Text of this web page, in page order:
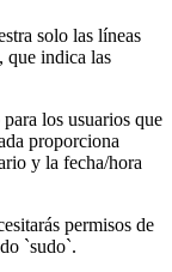
solo las líneas
que indica las
los usuarios que
proporciona
y la fecha/hora
permisos de
`sudo`.